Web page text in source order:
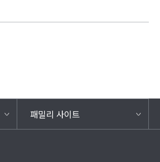
패밀리 사이트